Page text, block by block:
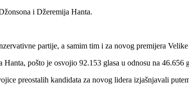
i Džeremija Hanta.
partije, a samim tim i za novog premijera
pošto je osvojio 92.153 glasa u odnosu na
preostalih kandidata za novog lidera izjašnjavali